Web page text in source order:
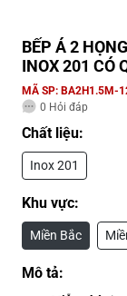
BẾP Á 2
INOX 201 CÓ
MÃ SP: BA2H1.5M-
0 Hỏi đáp
Chất liệu:
Inox 201
Khu vực:
Miền Bắc
Mô tả: